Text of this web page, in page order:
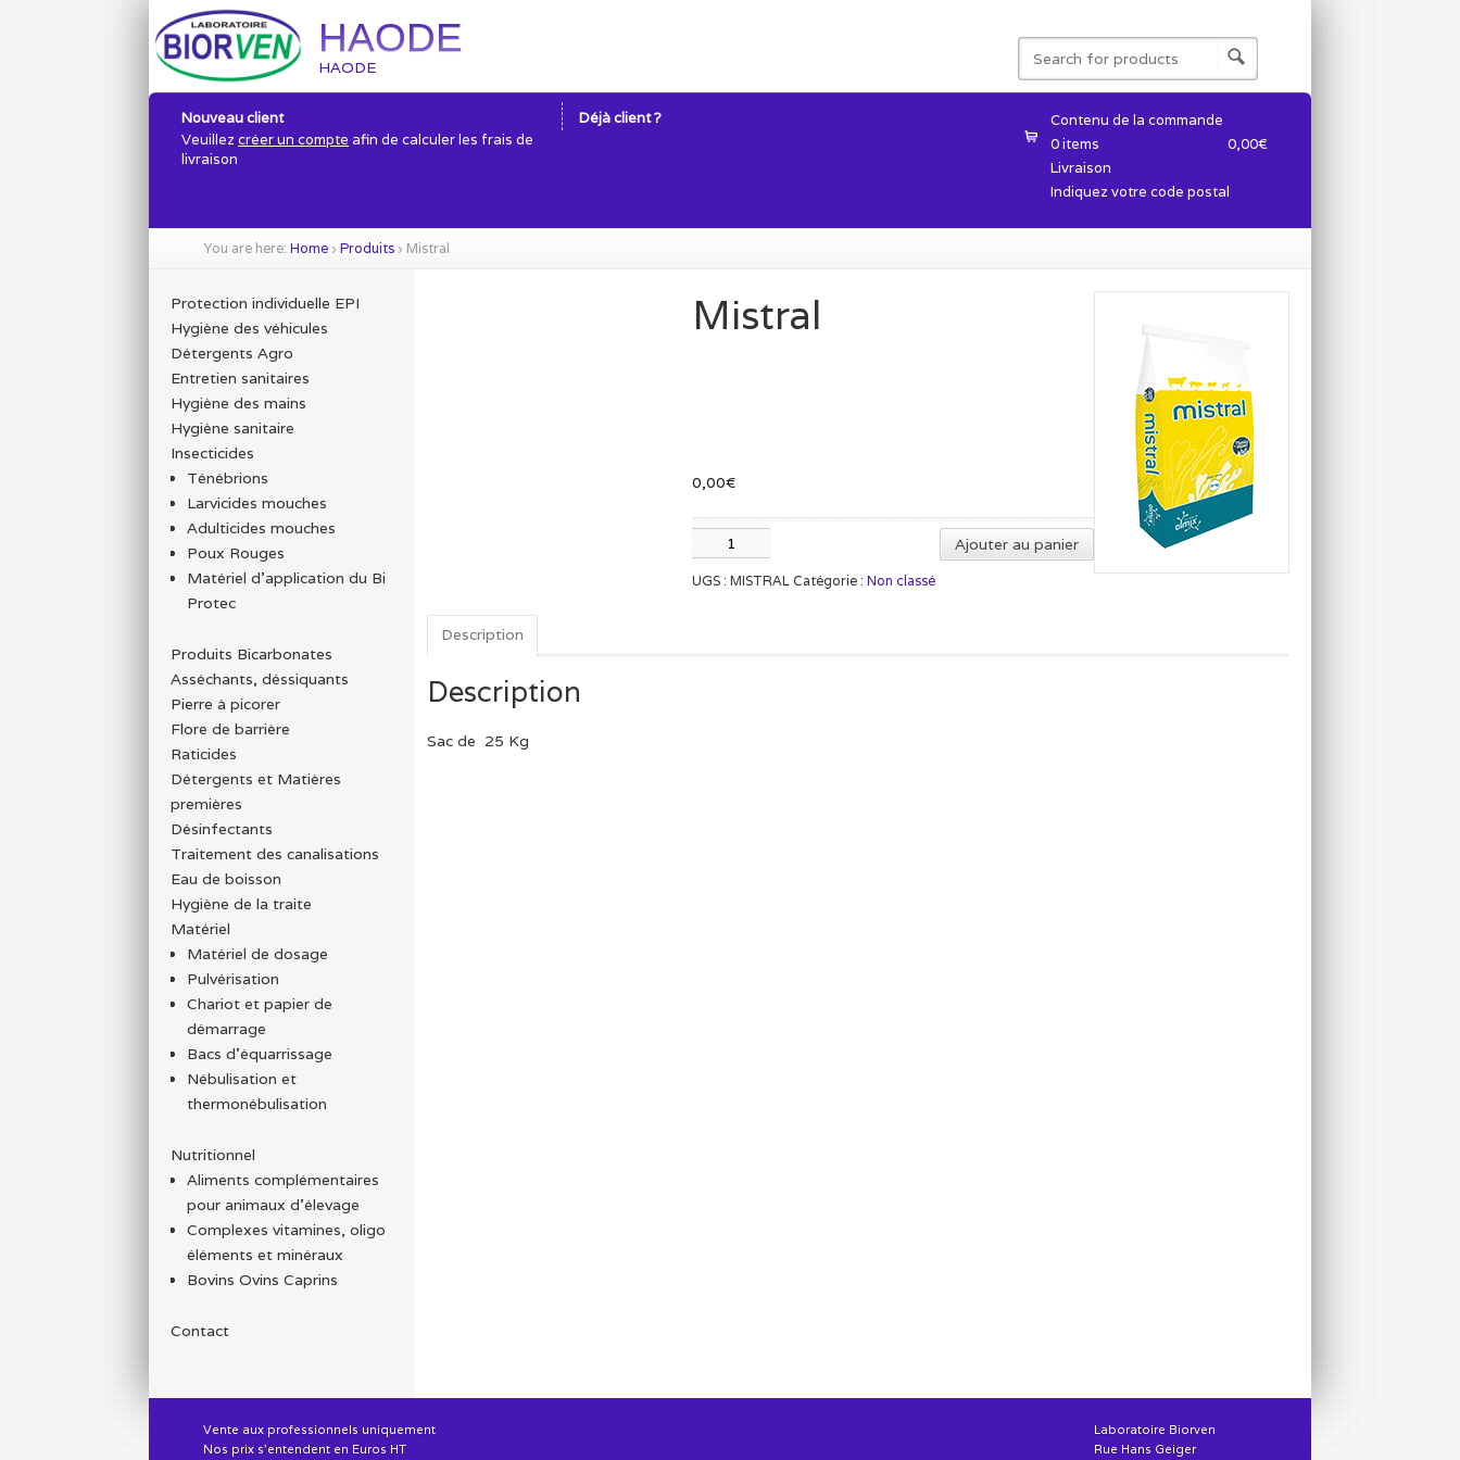
HAODE
HAODE
Déjà client ?
Nouveau client
Veuillez créer un compte afin de calculer les frais de
livraison
Contenu de la commande
0 items
0,00€
Livraison
Indiquez votre code postal
You are here: Home › Produits › Mistral
Mistral
0,00€
quantité
de
Mistral
Ajouter au panier
UGS : MISTRAL Catégorie : Non classé
Description
Description
Sac de 25 Kg
Protection individuelle EPI
Hygiène des véhicules
Détergents Agro
Entretien sanitaires
Hygiène des mains
Hygiène sanitaire
Insecticides
Ténébrions
Larvicides mouches
Adulticides mouches
Poux Rouges
Matériel d’application du Bi
Protec
Produits Bicarbonates
Asséchants, déssiquants
Pierre à picorer
Flore de barrière
Raticides
Détergents et Matières
premières
Désinfectants
Traitement des canalisations
Eau de boisson
Hygiène de la traite
Matériel
Matériel de dosage
Pulvérisation
Chariot et papier de
démarrage
Bacs d'équarrissage
Nébulisation et
thermonébulisation
Nutritionnel
Aliments complémentaires
pour animaux d'élevage
Complexes vitamines, oligo
éléments et minéraux
Bovins Ovins Caprins
Contact
Vente aux professionnels uniquement
Nos prix s'entendent en Euros HT
Laboratoire Biorven
Rue Hans Geiger